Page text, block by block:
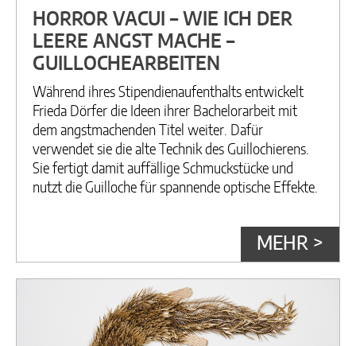
HORROR VACUI – WIE ICH DER
LEERE ANGST MACHE –
GUILLOCHEARBEITEN
Während ihres Stipendienaufenthalts entwickelt
Frieda Dörfer die Ideen ihrer Bachelorarbeit mit
dem angstmachenden Titel weiter. Dafür
verwendet sie die alte Technik des Guillochierens.
Sie fertigt damit auffällige Schmuckstücke und
nutzt die Guilloche für spannende optische Effekte.
MEHR >